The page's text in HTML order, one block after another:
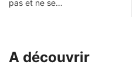
pas et ne se…
A découvrir